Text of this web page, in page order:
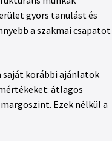
gyors tanulást és
a szakmai csapatot
saját korábbi ajánlatok
átlagos
Ezek nélkül a